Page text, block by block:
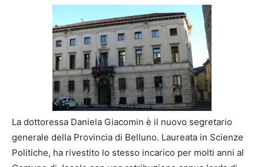
La dottoressa Daniela Giacomin è il nuovo segretario
generale della Provincia di Belluno. Laureata in Scienze
Politiche, ha rivestito lo stesso incarico per molti anni al